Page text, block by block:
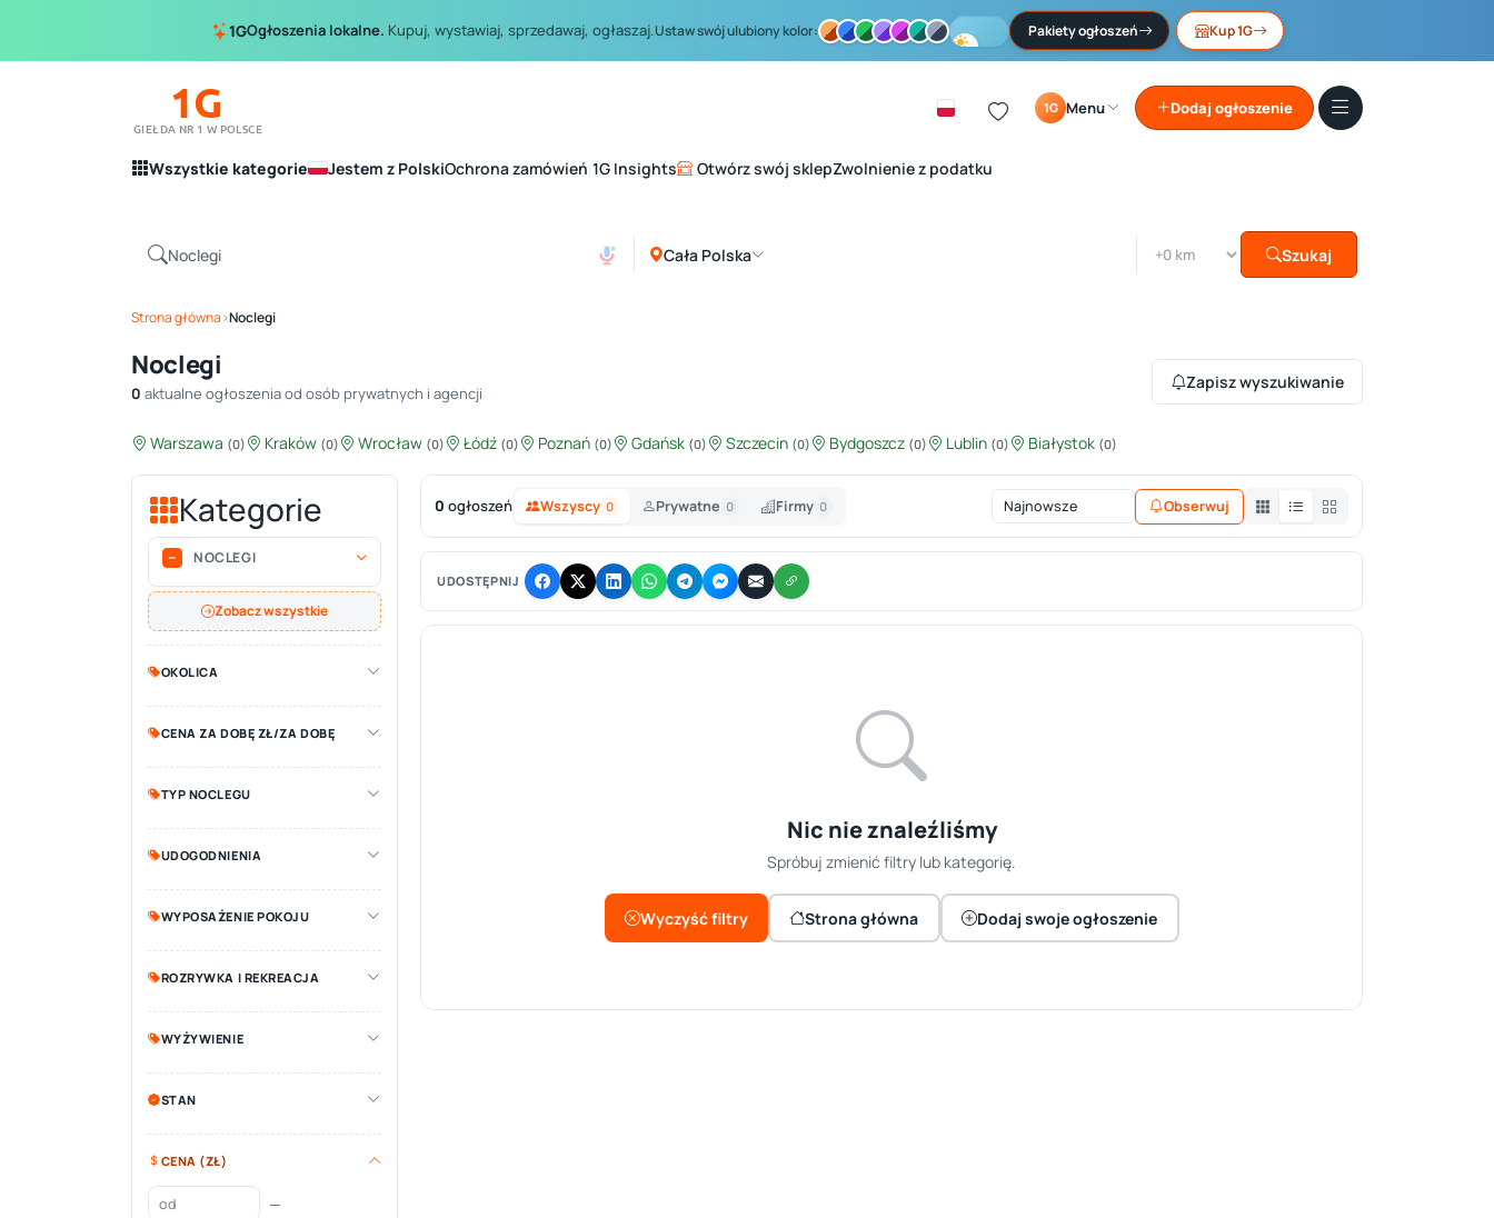
1GOgłoszenia lokalne. Kupuj, wystawiaj, sprzedawaj, ogłaszaj.Ustaw swój ulubiony kolor: Pakiety ogłoszeń Kup 1G
1G
GIEŁDA NR 1 W POLSCE
1G Menu Dodaj ogłoszenie
Wszystkie kategorie Jestem z PolskiOchrona zamówień 1G Insights Otwórz swój sklepZwolnienie z podatku
Cała Polska Szukaj
Strona główna›Noclegi
Noclegi
0 aktualne ogłoszenia od osób prywatnych i agencji
Zapisz wyszukiwanie
Warszawa (0) Kraków (0) Wrocław (0) Łódź (0) Poznań (0) Gdańsk (0) Szczecin (0) Bydgoszcz (0) Lublin (0) Białystok (0)
Kategorie
NOCLEGI
Zobacz wszystkie
OKOLICA
CENA ZA DOBĘ ZŁ/ZA DOBĘ
TYP NOCLEGU
UDOGODNIENIA
WYPOSAŻENIE POKOJU
ROZRYWKA I REKREACJA
WYŻYWIENIE
STAN
CENA (ZŁ)
—
0 ogłoszeń Wszyscy 0 Prywatne 0 Firmy 0 Obserwuj
UDOSTĘPNIJ
Nic nie znaleźliśmy
Spróbuj zmienić filtry lub kategorię.
Wyczyść filtry Strona główna Dodaj swoje ogłoszenie